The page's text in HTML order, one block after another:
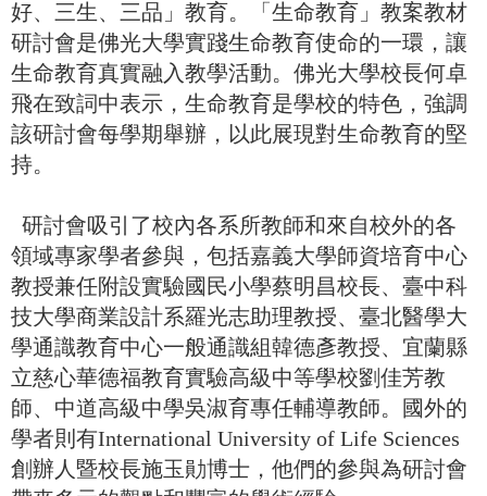
好、三生、三品」教育。「生命教育」教案教材
研討會是佛光大學實踐生命教育使命的一環，讓
生命教育真實融入教學活動。佛光大學校長何卓
飛在致詞中表示，生命教育是學校的特色，強調
該研討會每學期舉辦，以此展現對生命教育的堅
持。
研討會吸引了校內各系所教師和來自校外的各
領域專家學者參與，包括嘉義大學師資培育中心
教授兼任附設實驗國民小學蔡明昌校長、臺中科
技大學商業設計系羅光志助理教授、臺北醫學大
學通識教育中心一般通識組韓德彥教授、宜蘭縣
立慈心華德福教育實驗高級中等學校劉佳芳教
師、中道高級中學吳淑育專任輔導教師。國外的
學者則有International University of Life Sciences
創辦人暨校長施玉勛博士，他們的參與為研討會